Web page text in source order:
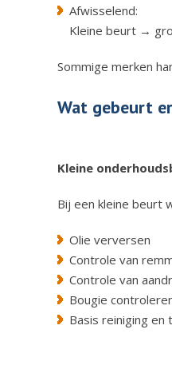
Afwisselend:
Kleine beurt →
Sommige merken
Wat gebeurt
Kleine
Bij een kleine beurt
Olie verversen
Controle van
Controle van
Bougie
Basis reiniging